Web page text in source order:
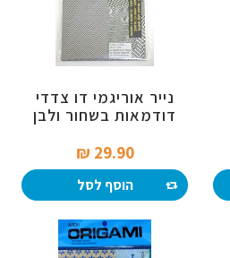
נייר אוריגמי דו צדדי
דודמאות בשחור ולבן
29.90 ₪‎
הוסף לסל